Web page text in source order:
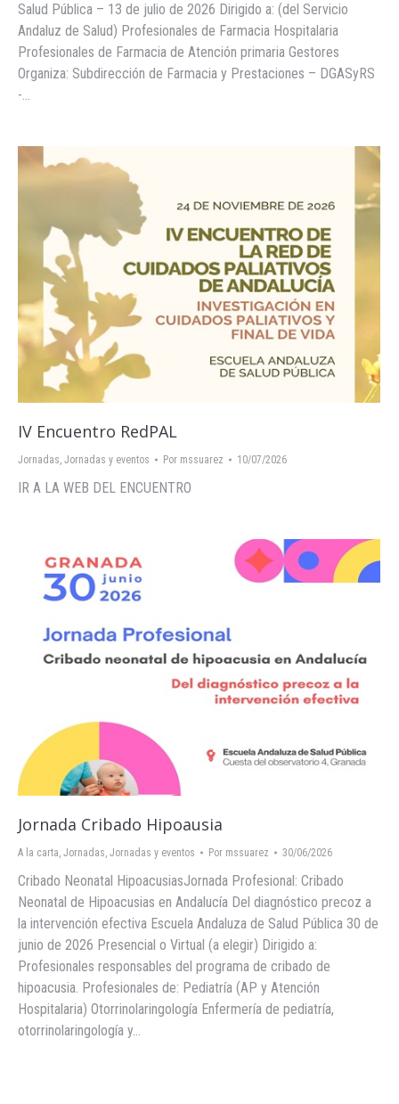
Salud Pública – 13 de julio de 2026 Dirigido a: (del Servicio
Andaluz de Salud) Profesionales de Farmacia Hospitalaria
Profesionales de Farmacia de Atención primaria Gestores
Organiza: Subdirección de Farmacia y Prestaciones – DGASyRS
-…
IV Encuentro RedPAL
Jornadas, Jornadas y eventos Por mssuarez 10/07/2026
IR A LA WEB DEL ENCUENTRO
Jornada Cribado Hipoausia
A la carta, Jornadas, Jornadas y eventos Por mssuarez 30/06/2026
Cribado Neonatal HipoacusiasJornada Profesional: Cribado
Neonatal de Hipoacusias en Andalucía Del diagnóstico precoz a
la intervención efectiva Escuela Andaluza de Salud Pública 30 de
junio de 2026 Presencial o Virtual (a elegir) Dirigido a:
Profesionales responsables del programa de cribado de
hipoacusia. Profesionales de: Pediatría (AP y Atención
Hospitalaria) Otorrinolaringología Enfermería de pediatría,
otorrinolaringología y…